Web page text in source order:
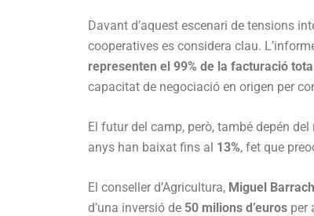
Davant d’aquest escenari de tensions
cooperatives es considera clau.
representen el 99% de la facturació
capacitat de negociació en origen per
El futur del camp, però, també depén
anys han baixat fins al 13%, fet que
El conseller d’Agricultura, Miguel
d’una inversió de 50 milions d’euros per